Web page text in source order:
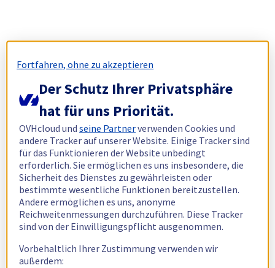
Fortfahren, ohne zu akzeptieren
Der Schutz Ihrer Privatsphäre
hat für uns Priorität.
OVHcloud undseine Partnerverwenden Cookies und
andere Tracker auf unserer Website. Einige Tracker sind
für das Funktionieren der Website unbedingt
erforderlich. Sie ermöglichen es uns insbesondere, die
Sicherheit des Dienstes zu gewährleisten oder
bestimmte wesentliche Funktionen bereitzustellen.
Andere ermöglichen es uns, anonyme
Reichweitenmessungen durchzuführen. Diese Tracker
sind von der Einwilligungspflicht ausgenommen.
Vorbehaltlich Ihrer Zustimmung verwenden wir
außerdem: